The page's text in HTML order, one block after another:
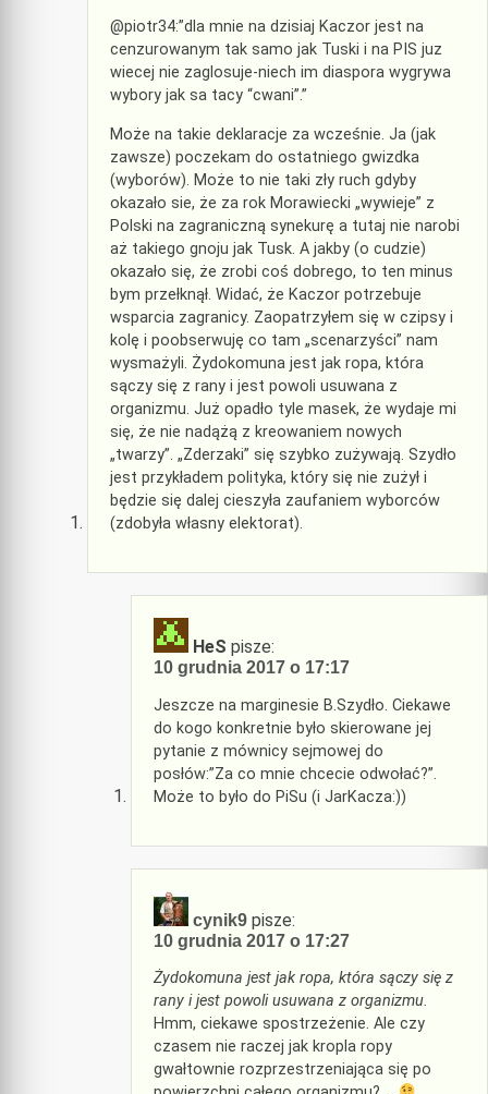
@piotr34:”dla mnie na dzisiaj Kaczor jest na
cenzurowanym tak samo jak Tuski i na PIS juz
wiecej nie zaglosuje-niech im diaspora wygrywa
wybory jak sa tacy “cwani”.”
Może na takie deklaracje za wcześnie. Ja (jak
zawsze) poczekam do ostatniego gwizdka
(wyborów). Może to nie taki zły ruch gdyby
okazało sie, że za rok Morawiecki „wywieje” z
Polski na zagraniczną synekurę a tutaj nie narobi
aż takiego gnoju jak Tusk. A jakby (o cudzie)
okazało się, że zrobi coś dobrego, to ten minus
bym przełknął. Widać, że Kaczor potrzebuje
wsparcia zagranicy. Zaopatrzyłem się w czipsy i
kolę i poobserwuję co tam „scenarzyści” nam
wysmażyli. Żydokomuna jest jak ropa, która
sączy się z rany i jest powoli usuwana z
organizmu. Już opadło tyle masek, że wydaje mi
się, że nie nadążą z kreowaniem nowych
„twarzy”. „Zderzaki” się szybko zużywają. Szydło
jest przykładem polityka, który się nie zużył i
będzie się dalej cieszyła zaufaniem wyborców
(zdobyła własny elektorat).
HeS pisze:
10 grudnia 2017 o 17:17
Jeszcze na marginesie B.Szydło. Ciekawe
do kogo konkretnie było skierowane jej
pytanie z mównicy sejmowej do
posłów:”Za co mnie chcecie odwołać?”.
Może to było do PiSu (i JarKacza:))
cynik9 pisze:
10 grudnia 2017 o 17:27
Żydokomuna jest jak ropa, która sączy się z
rany i jest powoli usuwana z organizmu.
Hmm, ciekawe spostrzeżenie. Ale czy
czasem nie raczej jak kropla ropy
gwałtownie rozprzestrzeniająca się po